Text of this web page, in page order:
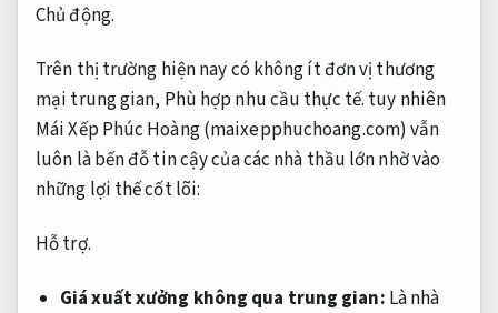
Chủ động.
Trên thị trường hiện nay có không ít đơn vị thương
mại trung gian, Phù hợp nhu cầu thực tế. tuy nhiên
Mái Xếp Phúc Hoàng (maixepphuchoang.com) vẫn
luôn là bến đỗ tin cậy của các nhà thầu lớn nhờ vào
những lợi thế cốt lõi:
Hỗ trợ.
Giá xuất xưởng không qua trung gian: Là nhà